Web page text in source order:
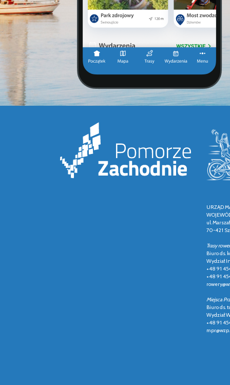
URZĄD
ul.
70-421
Trasy
Biuro ds.
Wydział
+48 91
+48 91
Miejsca
Biuro ds.
Wydział
+48 91